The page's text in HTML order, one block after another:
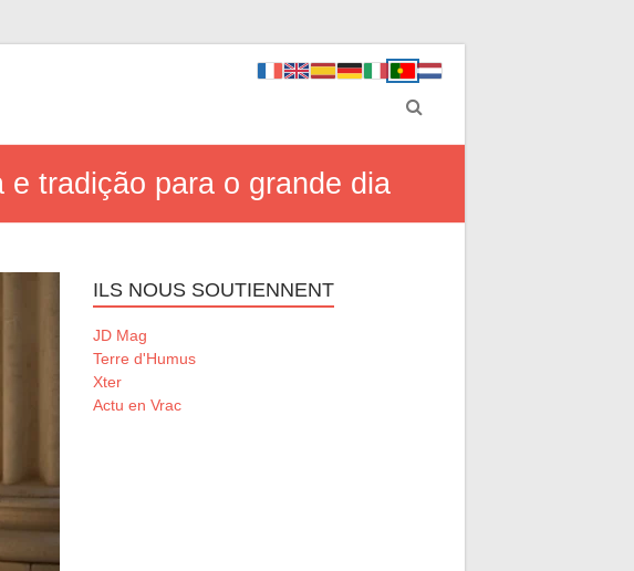
tradição para o grande dia
ILS NOUS SOUTIENNENT
JD Mag
Terre d'Humus
Xter
Actu en Vrac